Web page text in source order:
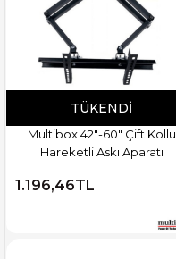
TÜKENDI
Multibox 42"-60" Çift Kollu
Hareketli Askı Aparatı
1.196,46TL